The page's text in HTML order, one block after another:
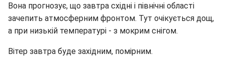
Вона прогнозує, що завтра східні і північні області
зачепить атмосферним фронтом. Тут очікується дощ,
а при низькій температурі - з мокрим снігом.
Вітер завтра буде західним, помірним.